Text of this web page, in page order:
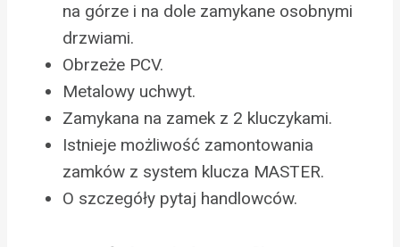
na górze i na dole zamykane osobnymi
drzwiami.
Obrzeże PCV.
Metalowy uchwyt.
Zamykana na zamek z 2 kluczykami.
Istnieje możliwość zamontowania
zamków z system klucza MASTER.
O szczegóły pytaj handlowców.